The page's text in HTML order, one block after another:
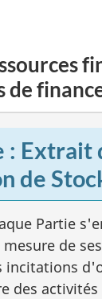
de
: Extrait
de
Partie
de
incitations
des